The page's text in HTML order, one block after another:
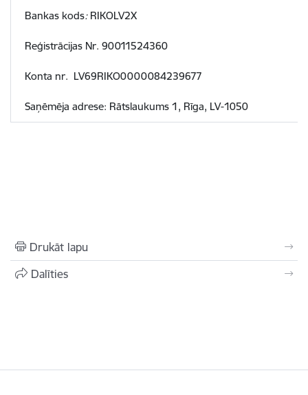
Bankas kods: RIKOLV2X
Reģistrācijas Nr. 90011524360
Konta nr. LV69RIKO0000084239677
Saņēmēja adrese: Rātslaukums 1, Rīga, LV-1050
Drukāt lapu
Dalīties